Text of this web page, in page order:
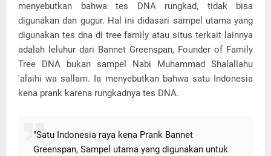
menyebutkan bahwa tes DNA rungkad, tidak bisa
digunakan dan gugur. Hal ini didasari sampel utama yang
digunakan tes dna di tree family atau situs terkait lainnya
adalah leluhur dari Bannet Greenspan, Founder of Family
Tree DNA bukan sampel Nabi Muhammad Shalallahu
'alaihi wa sallam. Ia menyebutkan bahwa satu Indonesia
kena prank karena rungkadnya tes DNA.
"Satu Indonesia raya kena Prank Bannet
Greenspan, Sampel utama yang digunakan untuk